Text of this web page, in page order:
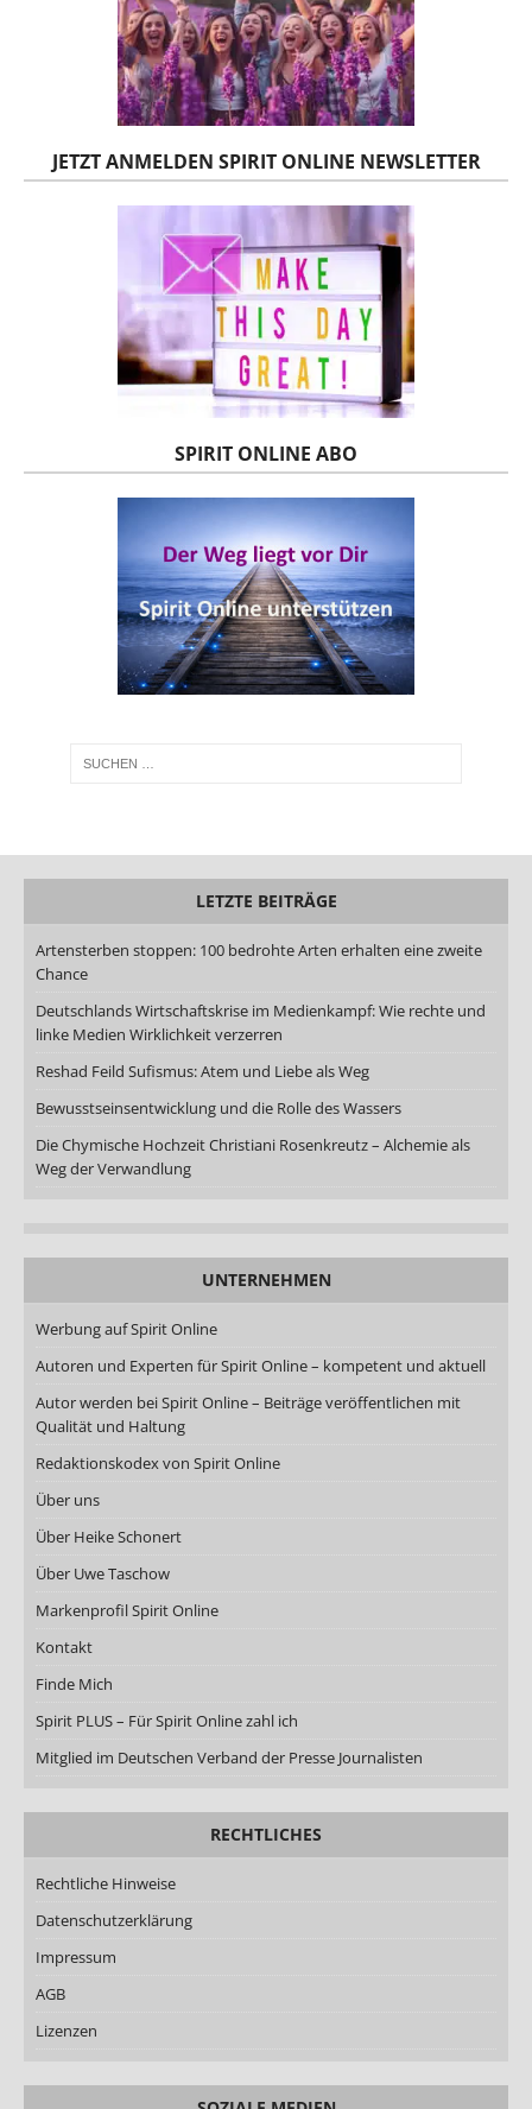
JETZT ANMELDEN SPIRIT ONLINE NEWSLETTER
SPIRIT ONLINE ABO
LETZTE BEITRÄGE
Artensterben stoppen: 100 bedrohte Arten erhalten eine zweite
Chance
Deutschlands Wirtschaftskrise im Medienkampf: Wie rechte und
linke Medien Wirklichkeit verzerren
Reshad Feild Sufismus: Atem und Liebe als Weg
Bewusstseinsentwicklung und die Rolle des Wassers
Die Chymische Hochzeit Christiani Rosenkreutz – Alchemie als
Weg der Verwandlung
UNTERNEHMEN
Werbung auf Spirit Online
Autoren und Experten für Spirit Online – kompetent und aktuell
Autor werden bei Spirit Online – Beiträge veröffentlichen mit
Qualität und Haltung
Redaktionskodex von Spirit Online
Über uns
Über Heike Schonert
Über Uwe Taschow
Markenprofil Spirit Online
Kontakt
Finde Mich
Spirit PLUS – Für Spirit Online zahl ich
Mitglied im Deutschen Verband der Presse Journalisten
RECHTLICHES
Rechtliche Hinweise
Datenschutzerklärung
Impressum
AGB
Lizenzen